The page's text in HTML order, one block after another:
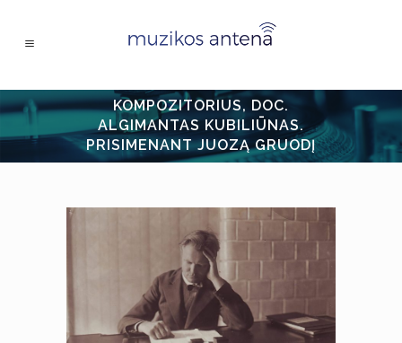
KOMPOZITORIUS, DOC.
ALGIMANTAS KUBILIŪNAS.
PRISIMENANT JUOZĄ GRUODĮ